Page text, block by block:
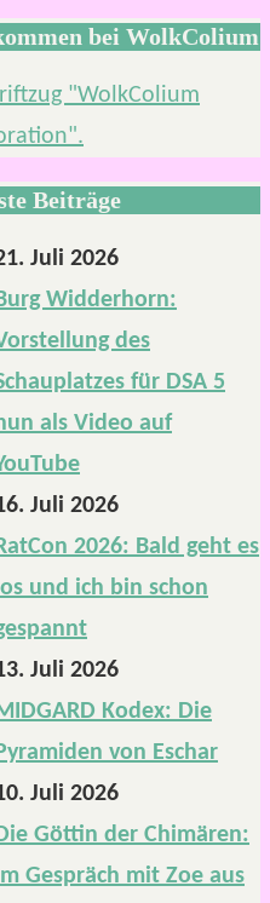
bei WolkColium
Beiträge
Juli 2026
Widderhorn:
des
für DSA 5
als Video auf
Juli 2026
2026: Bald geht es
und ich bin schon
Juli 2026
Kodex: Die
von Eschar
Juli 2026
Göttin der Chimären:
Gespräch mit Zoe aus